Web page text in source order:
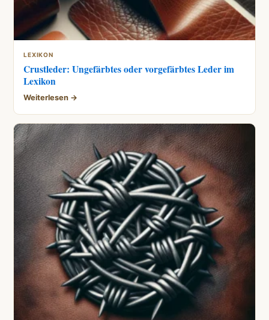
LEXIKON
Crustleder: Ungefärbtes oder vorgefärbtes Leder im
Lexikon
Weiterlesen →